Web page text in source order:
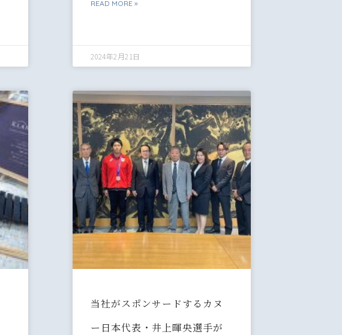
READ MORE »
2024年2月21日
当社がスポンサードするカヌ
ー日本代表・井上暉央選手が